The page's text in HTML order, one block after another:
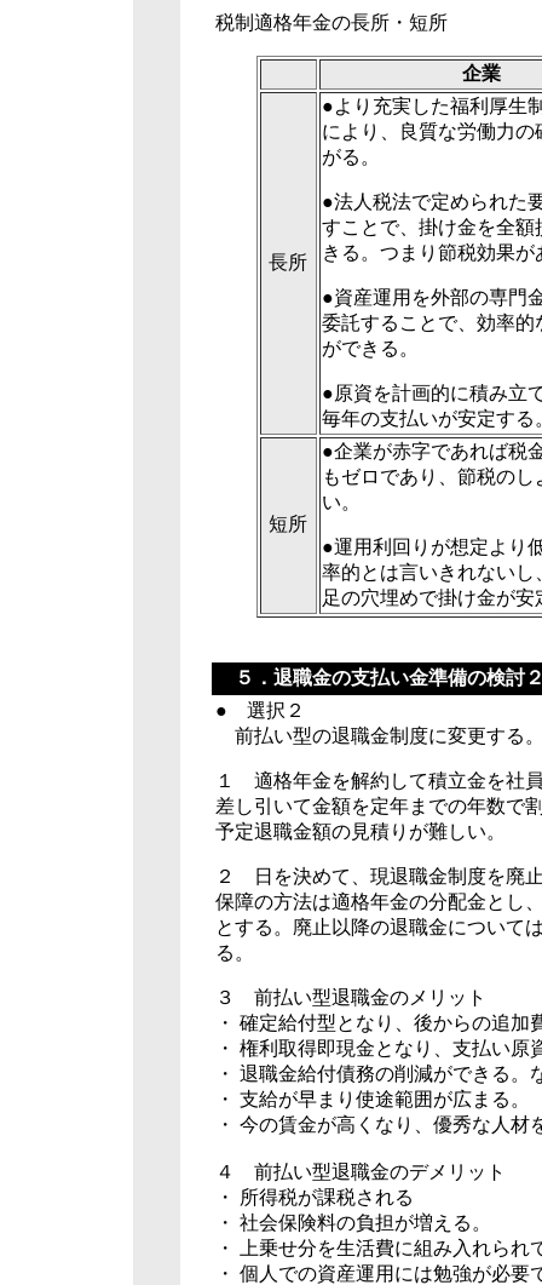
税制適格年金の長所・短所
企業
長所
●より充実した福利厚生
により、良質な労働力の
がる。
●法人税法で定められた
すことで、掛け金を全額
きる。つまり節税効果が
●資産運用を外部の専門
委託することで、効率的
ができる。
●原資を計画的に積み立
毎年の支払いが安定する
短所
●企業が赤字であれば税
もゼロであり、節税のし
い。
●運用利回りが想定より
率的とは言いきれないし
足の穴埋めで掛け金が安
５．退職金の支払い金準備の検討
● 選択２
前払い型の退職金制度に変更する
１ 適格年金を解約して積立金を社
差し引いて金額を定年までの年数で
予定退職金額の見積りが難しい。
２ 日を決めて、現退職金制度を廃
保障の方法は適格年金の分配金とし
とする。廃止以降の退職金について
る。
３ 前払い型退職金のメリット
・ 確定給付型となり、後からの追加
・ 権利取得即現金となり、支払い
・ 退職金給付債務の削減ができる
・ 支給が早まり使途範囲が広まる。
・ 今の賃金が高くなり、優秀な人材
４ 前払い型退職金のデメリット
・ 所得税が課税される
・ 社会保険料の負担が増える。
・ 上乗せ分を生活費に組み入れら
・ 個人での資産運用には勉強が必